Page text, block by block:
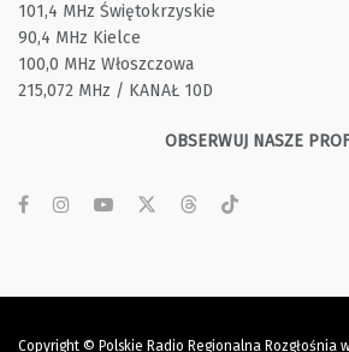
101,4 MHz Świętokrzyskie
90,4 MHz Kielce
100,0 MHz Włoszczowa
215,072 MHz / KANAŁ 10D
OBSERWUJ NASZE
Copyright © Polskie Radio Regionalna Rozgłośnia